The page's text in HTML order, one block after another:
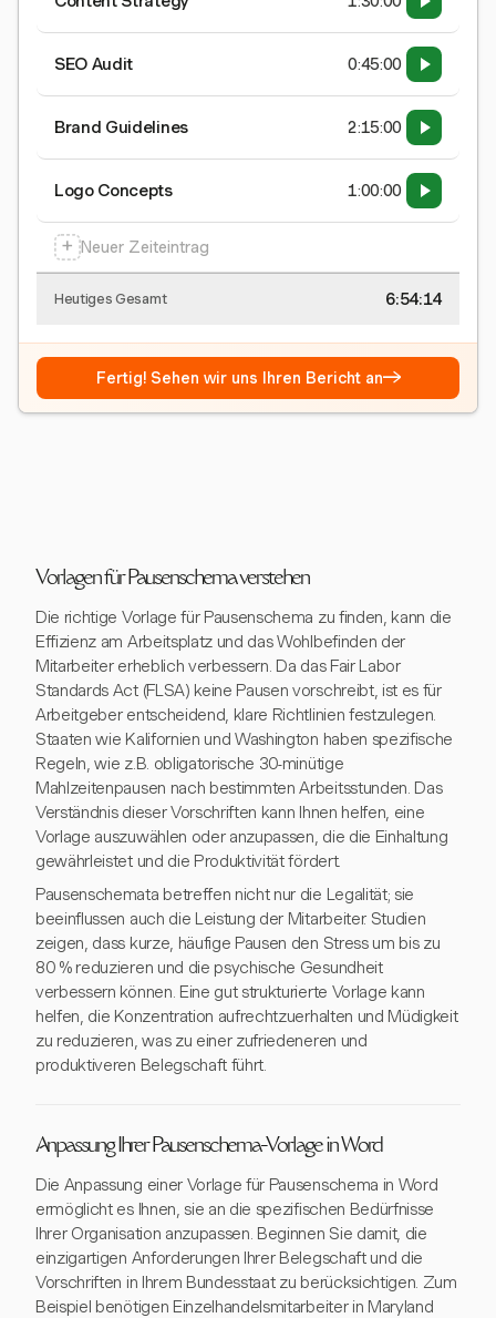
SEO Audit 0:45:00
Brand Guidelines 2:15:00
Logo Concepts 1:00:00
+ Neuer Zeiteintrag
Heutiges Gesamt 6:54:15
Fertig! Sehen wir uns Ihren Bericht an→
Vorlagen für Pausenschema verstehen
Die richtige Vorlage für Pausenschema zu finden, kann die
Effizienz am Arbeitsplatz und das Wohlbefinden der
Mitarbeiter erheblich verbessern. Da das Fair Labor
Standards Act (FLSA) keine Pausen vorschreibt, ist es für
Arbeitgeber entscheidend, klare Richtlinien festzulegen.
Staaten wie Kalifornien und Washington haben spezifische
Regeln, wie z.B. obligatorische 30-minütige
Mahlzeitenpausen nach bestimmten Arbeitsstunden. Das
Verständnis dieser Vorschriften kann Ihnen helfen, eine
Vorlage auszuwählen oder anzupassen, die die Einhaltung
gewährleistet und die Produktivität fördert.
Pausenschemata betreffen nicht nur die Legalität; sie
beeinflussen auch die Leistung der Mitarbeiter. Studien
zeigen, dass kurze, häufige Pausen den Stress um bis zu
80 % reduzieren und die psychische Gesundheit
verbessern können. Eine gut strukturierte Vorlage kann
helfen, die Konzentration aufrechtzuerhalten und Müdigkeit
zu reduzieren, was zu einer zufriedeneren und
produktiveren Belegschaft führt.
Anpassung Ihrer Pausenschema-Vorlage in Word
Die Anpassung einer Vorlage für Pausenschema in Word
ermöglicht es Ihnen, sie an die spezifischen Bedürfnisse
Ihrer Organisation anzupassen. Beginnen Sie damit, die
einzigartigen Anforderungen Ihrer Belegschaft und die
Vorschriften in Ihrem Bundesstaat zu berücksichtigen. Zum
Beispiel benötigen Einzelhandelsmitarbeiter in Maryland